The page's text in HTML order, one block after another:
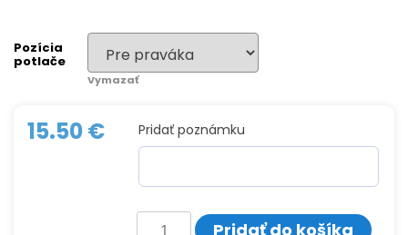
Pozícia
potlače
Vymazať
15.50€ Pridať poznámku
množstvo Pridať do košíka